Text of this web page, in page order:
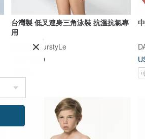
台灣製 低叉連身三角泳裝 抗溫抗氯專
用
莫妮娜 YourstyLe
US$ 79.29